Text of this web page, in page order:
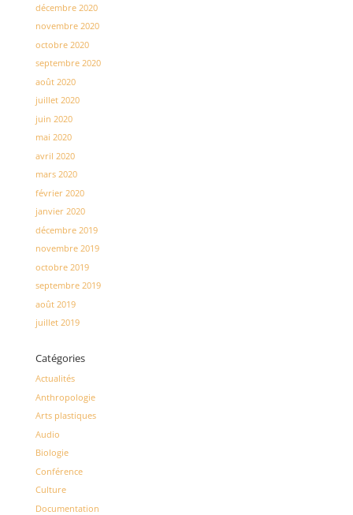
décembre 2020
novembre 2020
octobre 2020
septembre 2020
août 2020
juillet 2020
juin 2020
mai 2020
avril 2020
mars 2020
février 2020
janvier 2020
décembre 2019
novembre 2019
octobre 2019
septembre 2019
août 2019
juillet 2019
Catégories
Actualités
Anthropologie
Arts plastiques
Audio
Biologie
Conférence
Culture
Documentation